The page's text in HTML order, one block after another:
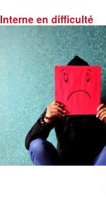
Interne en difficulté